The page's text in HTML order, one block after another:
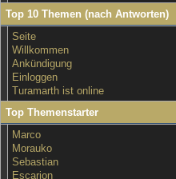
Top 10 Themen (nach Antworten)
Seite
Willkommen
Ankündigung
Einloggen
Turamarth ist online
Top Themenstarter
Marco
Morauko
Sebastian
Escarion